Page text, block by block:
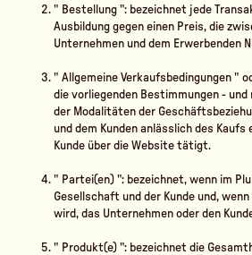
" Bestellung ": bezeichnet jede
Ausbildung gegen einen Preis, die
Unternehmen und dem
" Allgemeine Verkaufsbedingungen "
die vorliegenden Bestimmungen - und
der Modalitäten der
und dem Kunden anlässlich des
Kunde über die Website tätigt.
" Partei(en) ": bezeichnet, wenn im
Gesellschaft und der Kunde und,
wird, das Unternehmen oder den
" Produkt(e) ": bezeichnet die